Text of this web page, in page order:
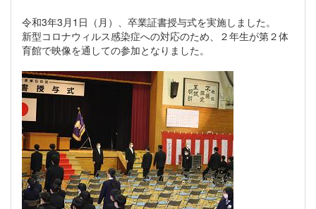
令和3年3月1日（月）、卒業証書授与式を実施しました。
新型コロナウィルス感染症への対応のため、２年生が第２体
育館で映像を通しての参加となりました。